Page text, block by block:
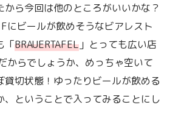
から今回は他のところがいいかな？
にビールが飲めそうなビアレスト
「BRAUERTAFEL 」とっても広い店
からでしょうか、めっちゃ空いて
貸切状態！ゆったりビールが飲める
、ということで入ってみることにし